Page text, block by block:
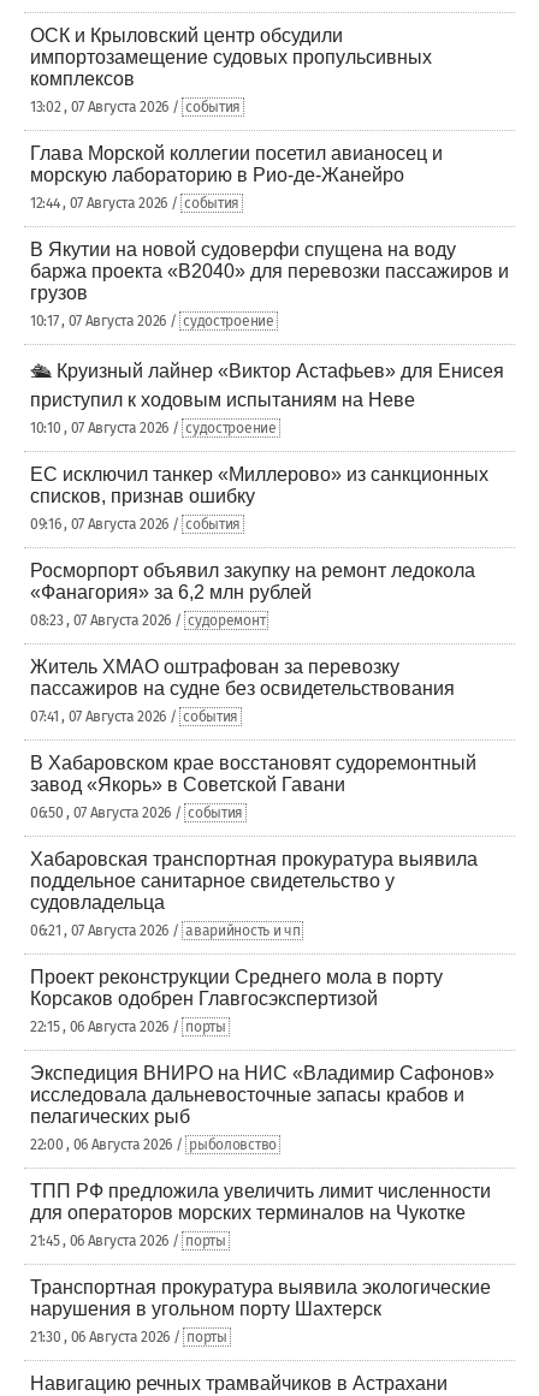
ОСК и Крыловский центр обсудили
импортозамещение судовых пропульсивных
комплексов
13:02 , 07 Августа 2026 / события
Глава Морской коллегии посетил авианосец и
морскую лабораторию в Рио-де-Жанейро
12:44 , 07 Августа 2026 / события
В Якутии на новой судоверфи спущена на воду
баржа проекта «В2040» для перевозки пассажиров и
грузов
10:17 , 07 Августа 2026 / судостроение
🛳️ Круизный лайнер «Виктор Астафьев» для Енисея
приступил к ходовым испытаниям на Неве
10:10 , 07 Августа 2026 / судостроение
ЕС исключил танкер «Миллерово» из санкционных
списков, признав ошибку
09:16 , 07 Августа 2026 / события
Росморпорт объявил закупку на ремонт ледокола
«Фанагория» за 6,2 млн рублей
08:23 , 07 Августа 2026 / судоремонт
Житель ХМАО оштрафован за перевозку
пассажиров на судне без освидетельствования
07:41 , 07 Августа 2026 / события
В Хабаровском крае восстановят судоремонтный
завод «Якорь» в Советской Гавани
06:50 , 07 Августа 2026 / события
Хабаровская транспортная прокуратура выявила
поддельное санитарное свидетельство у
судовладельца
06:21 , 07 Августа 2026 / аварийность и чп
Проект реконструкции Среднего мола в порту
Корсаков одобрен Главгосэкспертизой
22:15 , 06 Августа 2026 / порты
Экспедиция ВНИРО на НИС «Владимир Сафонов»
исследовала дальневосточные запасы крабов и
пелагических рыб
22:00 , 06 Августа 2026 / рыболовство
ТПП РФ предложила увеличить лимит численности
для операторов морских терминалов на Чукотке
21:45 , 06 Августа 2026 / порты
Транспортная прокуратура выявила экологические
нарушения в угольном порту Шахтерск
21:30 , 06 Августа 2026 / порты
Навигацию речных трамвайчиков в Астрахани